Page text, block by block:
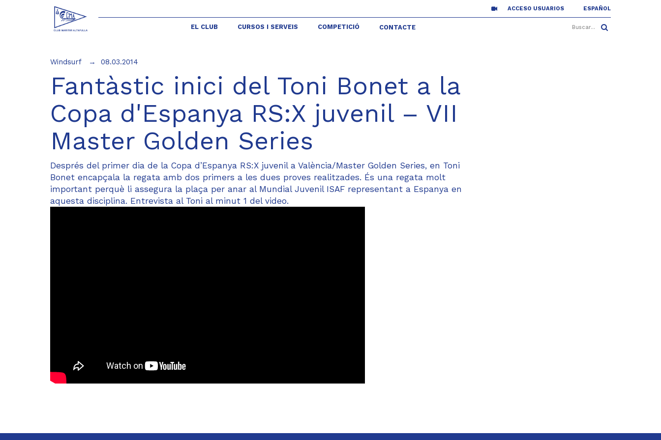
ACCESO USUARIOS ESPAÑOL
EL CLUB CURSOS I SERVEIS COMPETICIÓ CONTACTE
Windsurf 08.03.2014
Fantàstic inici del Toni Bonet a la
Copa d'Espanya RS:X juvenil – VII
Master Golden Series
Després del primer dia de la Copa d’Espanya RS:X juvenil a València/Master Golden Series, en Toni
Bonet encapçala la regata amb dos primers a les dues proves realitzades. És una regata molt
important perquè li assegura la plaça per anar al Mundial Juvenil ISAF representant a Espanya en
aquesta disciplina. Entrevista al Toni al minut 1 del video.